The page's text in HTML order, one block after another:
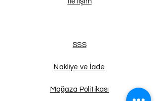
SSS
Nakliye ve İade
Mağaza Politikası